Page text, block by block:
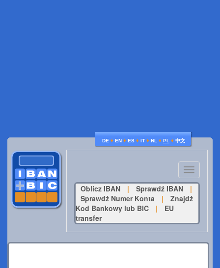
DE ♦ EN ♦ ES ♦ IT ♦ NL ♦ PL ♦ 中文
Toggle
navigation
Oblicz IBAN
| Sprawdź IBAN
|
Sprawdź Numer Konta
|
Znajdź
Kod Bankowy lub BIC
|
EU
transfer